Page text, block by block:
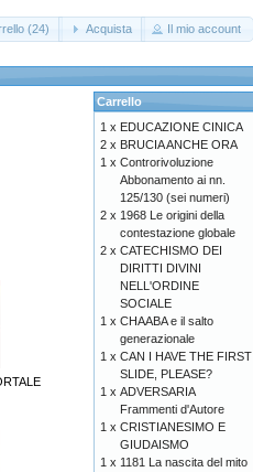
(24) Acquista Il mio account
Carrello
1 x EDUCAZIONE CINICA
2 x BRUCIA ANCHE ORA
1 x Controrivoluzione
Abbonamento ai nn.
125/130 (sei numeri)
2 x 1968 Le origini della
contestazione globale
2 x CATECHISMO DEI
DIRITTI DIVINI
NELL'ORDINE
SOCIALE
1 x CHAABA e il salto
generazionale
1 x CAN I HAVE THE FIRST
SLIDE, PLEASE?
1 x ADVERSARIA
Frammenti d'Autore
1 x CRISTIANESIMO E
GIUDAISMO
1 x 1181 La nascita del mito